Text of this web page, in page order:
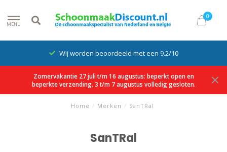
MENU
0
Wij worden beoordeeld met een 9.2/10
Zomervakantie 27 juli t/m 16 augustus: beperkt open en
beperkte verzending. 3 t/m 7 augustus volledig gesloten.
Home / Merken / SanTRal
SanTRal